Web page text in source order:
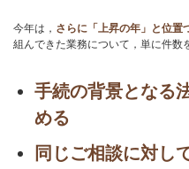
今年は， さらに「上昇の年」と位置
組んできた業務について，単に件数
手続の背景となる
める
同じご相談に対し